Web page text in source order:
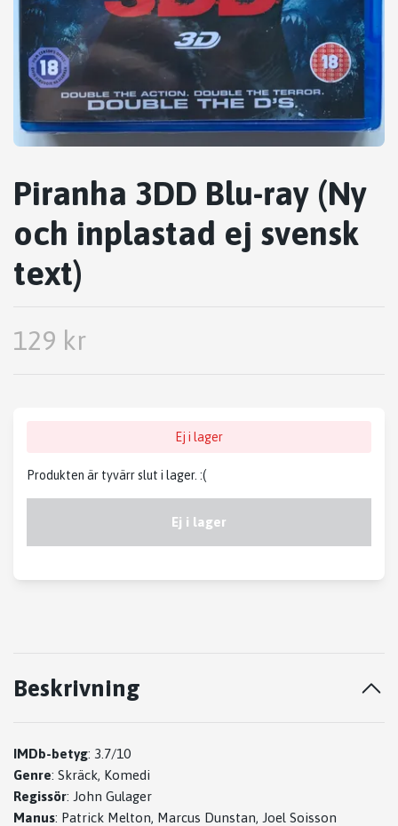
Piranha 3DD Blu-ray (Ny
och inplastad ej svensk
text)
129 kr
Ej i lager
Produkten är tyvärr slut i lager. :(
Ej i lager
Beskrivning
IMDb-betyg: 3.7/10
Genre: Skräck, Komedi
Regissör: John Gulager
Manus: Patrick Melton, Marcus Dunstan, Joel Soisson